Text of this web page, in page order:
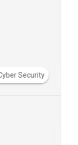
Security